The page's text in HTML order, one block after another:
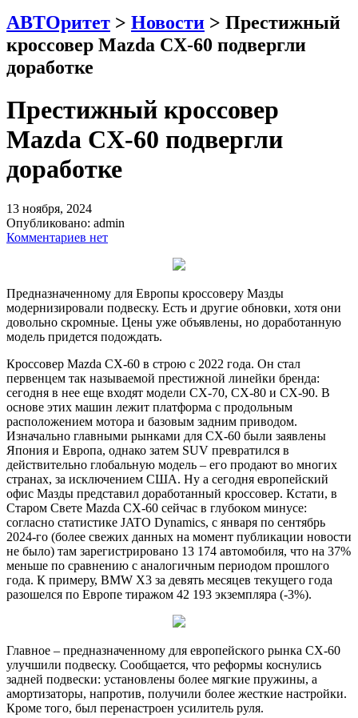
АВТОритет > Новости > Престижный
кроссовер Mazda CX-60 подвергли
доработке
Престижный кроссовер
Mazda CX-60 подвергли
доработке
13 ноября, 2024
Опубликовано: admin
Комментариев нет
Предназначенному для Европы кроссоверу Мазды
модернизировали подвеску. Есть и другие обновки, хотя они
довольно скромные. Цены уже объявлены, но доработанную
модель придется подождать.
Кроссовер Mazda CX-60 в строю с 2022 года. Он стал
первенцем так называемой престижной линейки бренда:
сегодня в нее еще входят модели CX-70, CX-80 и CX-90. В
основе этих машин лежит платформа с продольным
расположением мотора и базовым задним приводом.
Изначально главными рынками для CX-60 были заявлены
Япония и Европа, однако затем SUV превратился в
действительно глобальную модель – его продают во многих
странах, за исключением США. Ну а сегодня европейский
офис Мазды представил доработанный кроссовер. Кстати, в
Старом Свете Mazda CX-60 сейчас в глубоком минусе:
согласно статистике JATO Dynamics, с января по сентябрь
2024-го (более свежих данных на момент публикации новости
не было) там зарегистрировано 13 174 автомобиля, что на 37%
меньше по сравнению с аналогичным периодом прошлого
года. К примеру, BMW X3 за девять месяцев текущего года
разошелся по Европе тиражом 42 193 экземпляра (-3%).
Главное – предназначенному для европейского рынка CX-60
улучшили подвеску. Сообщается, что реформы коснулись
задней подвески: установлены более мягкие пружины, а
амортизаторы, напротив, получили более жесткие настройки.
Кроме того, был перенастроен усилитель руля.